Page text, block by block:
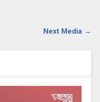
Next Media →